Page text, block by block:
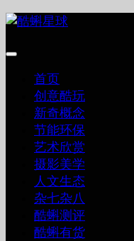
跳
内
首页
创意酷玩
新奇概念
节能环保
艺术欣赏
摄影美学
人文生态
杂七杂八
酷蝌测评
酷蝌有货